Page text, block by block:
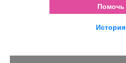
Помочь
История